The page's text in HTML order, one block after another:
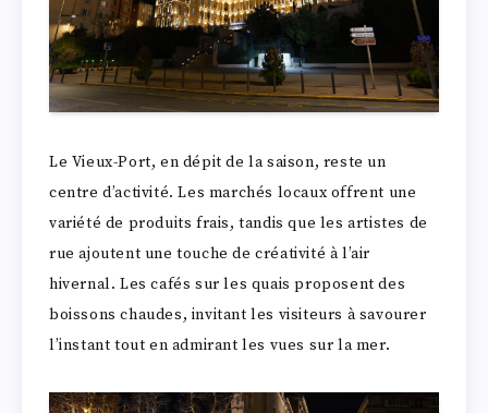
Le Vieux-Port, en dépit de la saison, reste un
centre d’activité. Les marchés locaux offrent une
variété de produits frais, tandis que les artistes de
rue ajoutent une touche de créativité à l’air
hivernal. Les cafés sur les quais proposent des
boissons chaudes, invitant les visiteurs à savourer
l’instant tout en admirant les vues sur la mer.